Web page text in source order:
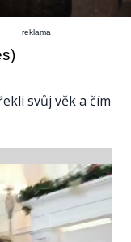
reklama
svůj věk a čím